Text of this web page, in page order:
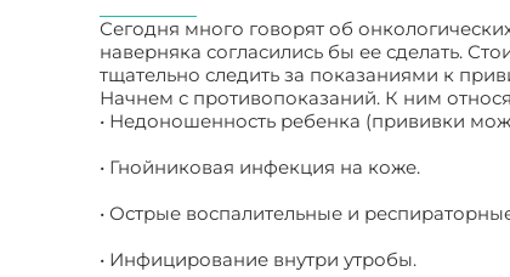
Сегодня много говорят об
наверняка согласились бы ее сделать.
тщательно следить за показаниями к
Начнем с противопоказаний. К ним
• Недоношенность ребенка (прививки
• Гнойниковая инфекция на коже.
• Острые воспалительные и
• Инфицирование внутри утробы.